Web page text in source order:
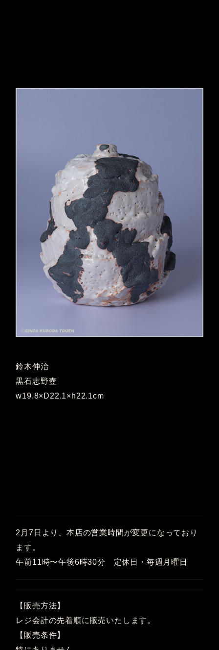
鈴木伸治
黒石志野壺
w19.8×D22.1×h22.1cm
2月7日より、本店の営業時間が変更になっており
ます。
午前11時〜午後6時30分 定休日・毎週月曜日
【販売方法】
レジ会計の先着順に販売いたします。
【販売条件】